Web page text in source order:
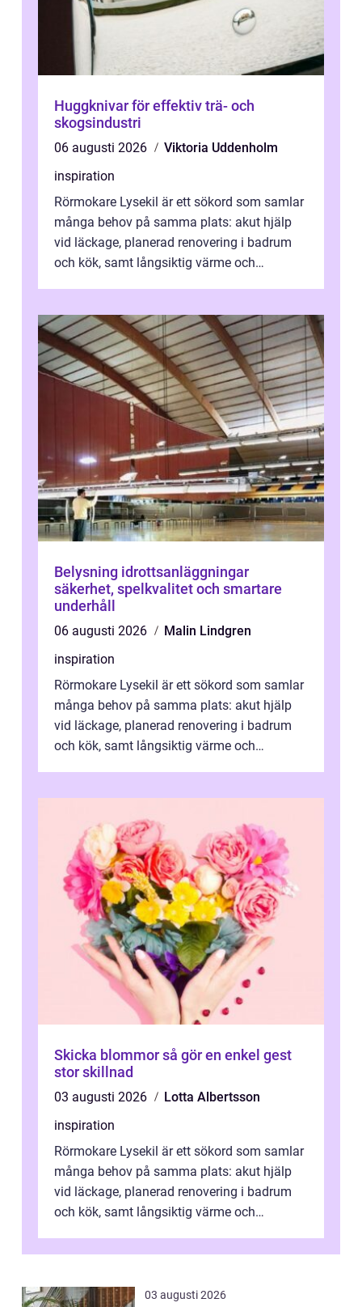
Huggknivar för effektiv trä- och
skogsindustri
06 augusti 2026
Viktoria Uddenholm
inspiration
Rörmokare Lysekil är ett sökord som samlar
många behov på samma plats: akut hjälp
vid läckage, planerad renovering i badrum
och kök, samt långsiktig värme och
Belysning idrottsanläggningar
säkerhet, spelkvalitet och smartare
underhåll
06 augusti 2026
Malin Lindgren
inspiration
Rörmokare Lysekil är ett sökord som samlar
många behov på samma plats: akut hjälp
vid läckage, planerad renovering i badrum
och kök, samt långsiktig värme och
Skicka blommor så gör en enkel gest
stor skillnad
03 augusti 2026
Lotta Albertsson
inspiration
Rörmokare Lysekil är ett sökord som samlar
många behov på samma plats: akut hjälp
vid läckage, planerad renovering i badrum
och kök, samt långsiktig värme och
03 augusti 2026